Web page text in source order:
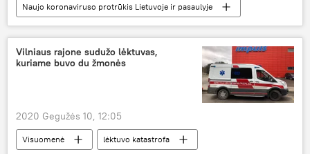
Naujo koronaviruso protrūkis Lietuvoje ir pasaulyje
Visuomenė
Lietuva
koronavirusas
karantinas
Vilniaus rajone sudužo lėktuvas,
kuriame buvo du žmonės
2020 Gegužės 10, 12:05
Visuomenė
lėktuvo katastrofa